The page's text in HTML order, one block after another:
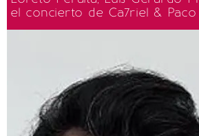
el concierto de Ca7riel &